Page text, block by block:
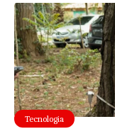
Tecnologia